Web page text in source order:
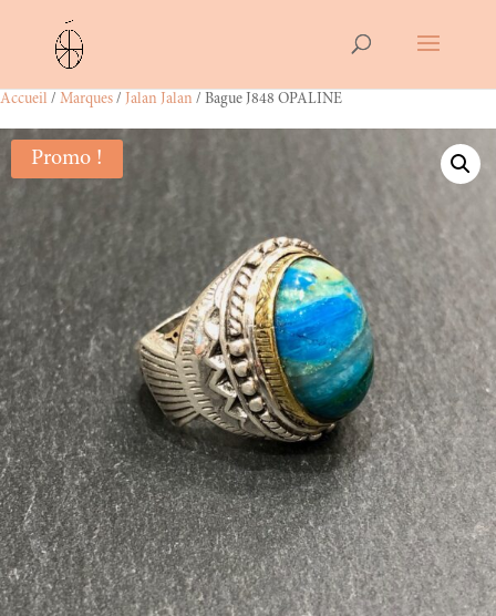
Accueil / Marques / Jalan Jalan / Bague J848 OPALINE
Promo !